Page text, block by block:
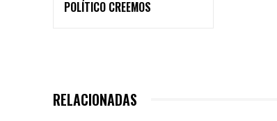
POLÍTICO CREEMOS
RELACIONADAS